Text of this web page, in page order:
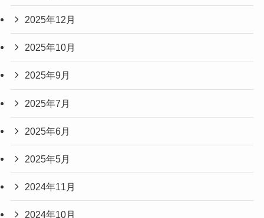
2025年12月
2025年10月
2025年9月
2025年7月
2025年6月
2025年5月
2024年11月
2024年10月